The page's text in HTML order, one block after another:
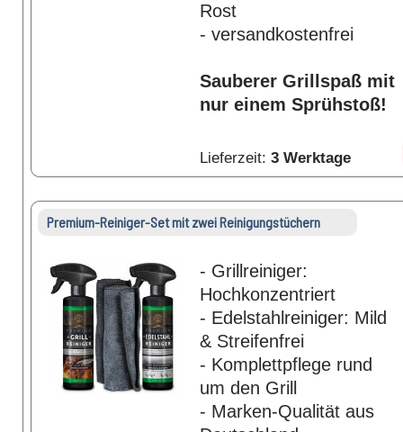
Rost
- versandkostenfrei
Sauberer Grillspaß mit
nur einem Sprühstoß!
Lieferzeit: 3 Werktage
Premium-Reiniger-Set mit zwei Reinigungstüchern
- Grillreiniger:
Hochkonzentriert
- Edelstahlreiniger: Mild
& Streifenfrei
- Komplettpflege rund
um den Grill
- Marken-Qualität aus